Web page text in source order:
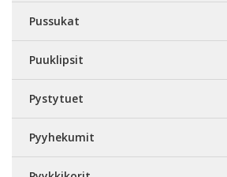
Pussukat
Puuklipsit
Pystytuet
Pyyhekumit